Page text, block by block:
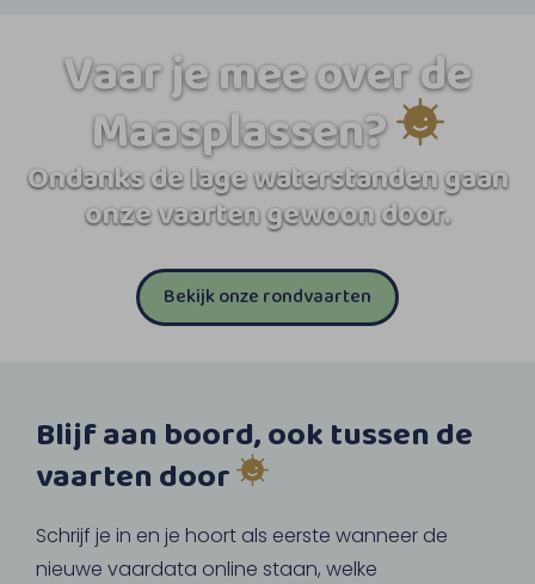
Vaar je mee over de
Maasplassen?
Ondanks de lage waterstanden gaan
onze vaarten gewoon door.
Bekijk onze rondvaarten
Blijf aan boord, ook tussen de
vaarten door
Schrijf je in en je hoort als eerste wanneer de
nieuwe vaardata online staan, welke